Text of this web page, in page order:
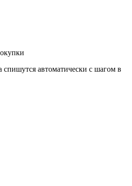
спишутся автоматически с шагом в